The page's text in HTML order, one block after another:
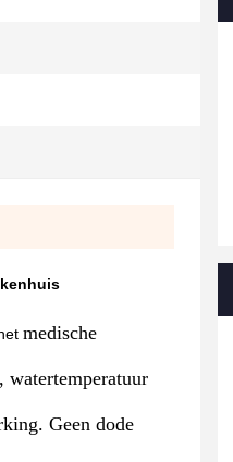
medische
watertemperatuur
Geen dode